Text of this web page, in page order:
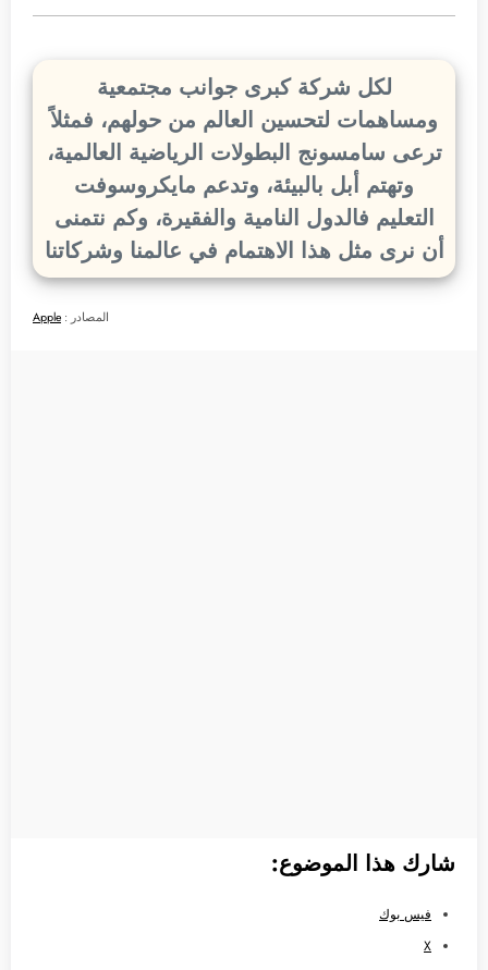
لكل شركة كبرى جوانب مجتمعية
ومساهمات لتحسين العالم من حولهم، فمثلاً
ترعى سامسونج البطولات الرياضية العالمية،
وتهتم أبل بالبيئة، وتدعم مايكروسوفت
التعليم فالدول النامية والفقيرة، وكم نتمنى
أن نرى مثل هذا الاهتمام في عالمنا وشركاتنا
المصادر : Apple
شارك هذا الموضوع:
فيس بوك
X